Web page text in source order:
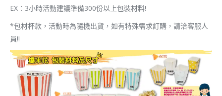
EX：3小時活動建議準備300份以上包裝材料!
*包材杯款，活動時為隨機出貨，如有特殊需求訂購，請洽客服人
員!!